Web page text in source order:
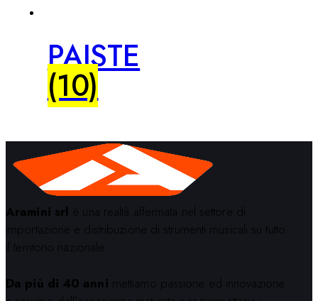
PAISTE
(10)
Aramini srl è una realtà affermata nel settore di
importazione e distribuzione di strumenti musicali su tutto
il territorio nazionale.
Da più di 40 anni mettiamo passione ed innovazione